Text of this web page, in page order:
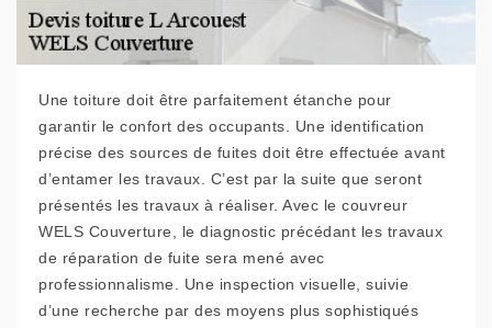
Une toiture doit être parfaitement étanche pour
garantir le confort des occupants. Une identification
précise des sources de fuites doit être effectuée avant
d’entamer les travaux. C’est par la suite que seront
présentés les travaux à réaliser. Avec le couvreur
WELS Couverture, le diagnostic précédant les travaux
de réparation de fuite sera mené avec
professionnalisme. Une inspection visuelle, suivie
d’une recherche par des moyens plus sophistiqués